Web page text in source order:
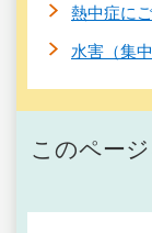
熱中症に
水害（集
このペー